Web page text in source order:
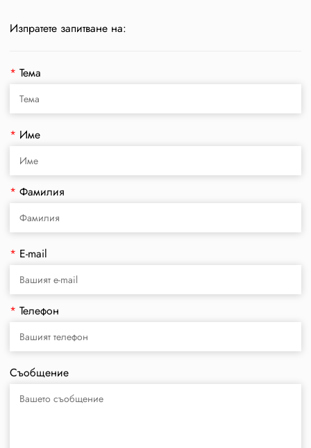
Изпратете запитване на:
* Тема
* Име
* Фамилия
* E-mail
* Телефон
Съобщение